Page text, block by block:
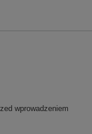
wprowadzeniem